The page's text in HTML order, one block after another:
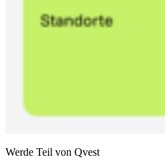
Werde Teil von Qvest